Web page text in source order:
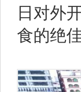
日对外
食的绝